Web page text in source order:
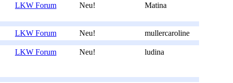
LKW Forum Neu! Matina
LKW Forum Neu! mullercaroline
LKW Forum Neu! ludina